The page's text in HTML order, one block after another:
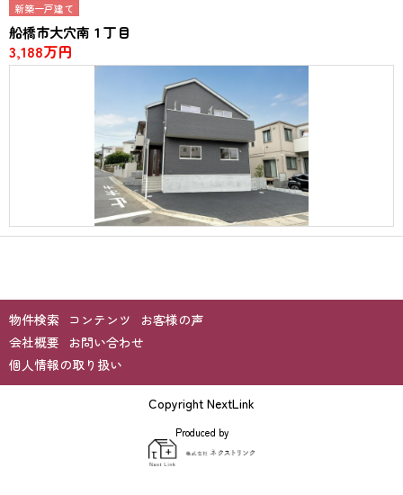
新築一戸建て
船橋市大穴南１丁目
3,188万円
物件検索 コンテンツ
お客様の声
会社概要
お問い合わせ
個人情報の取り扱い
Copyright NextLink
Produced by